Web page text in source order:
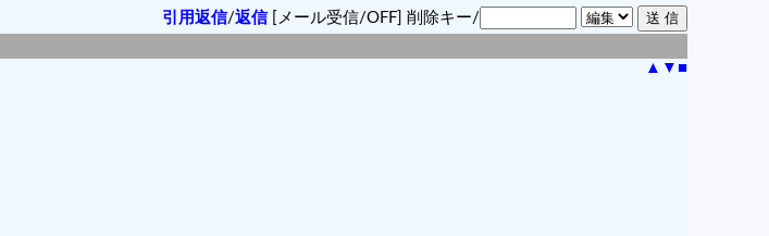
引用返信/返信[メール受信/OFF] 削除キー/
▲ ▼ ■